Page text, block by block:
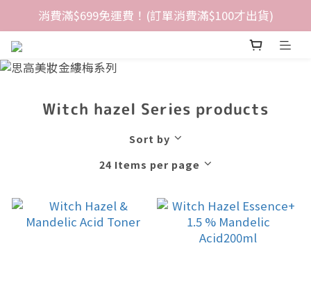
消費滿$699免運費！(訂單消費滿$100才出貨)
Witch hazel Series products
Sort by
24 Items per page